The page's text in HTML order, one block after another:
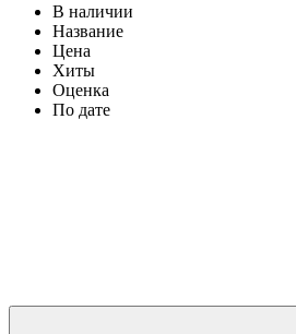
В наличии
Название
Цена
Хиты
Оценка
По дате